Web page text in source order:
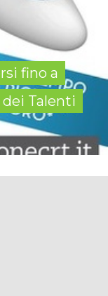
fino a
Talenti